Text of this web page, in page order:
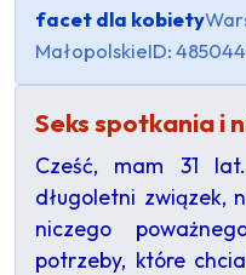
facet dla kobiety
MałopolskieID: 485044
Seks spotkania i
Cześć, mam 31
długoletni związek,
niczego
potrzeby, które